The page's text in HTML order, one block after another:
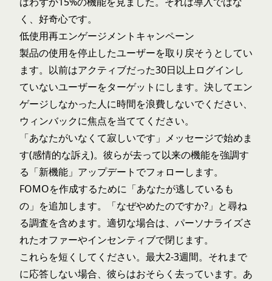
く、好奇心です。
低使用再エンゲージメントキャンペーン
製品の使用を停止したユーザーを取り戻そうとしてい
ます。以前はアクティブだった30日以上ログインし
ていないユーザーをターゲットにします。決してエン
ゲージしなかった人に時間を浪費しないでください、
ウィンバックに焦点を当ててください。
「あなたがいなくて寂しいです」メッセージで始めま
す(感情的な訴え)。彼らが去って以来の機能を強調す
る「新機能」アップデートでフォローします。
FOMOを作成するために「あなたが逃しているも
の」を追加します。「なぜやめたのですか?」と尋ね
る調査を含めます。適切な場合は、パーソナライズさ
れたオファーやインセンティブで閉じます。
これらを短くしてください。最大2-3週間。それまで
に応答しない場合、彼らはおそらく去っています。あ